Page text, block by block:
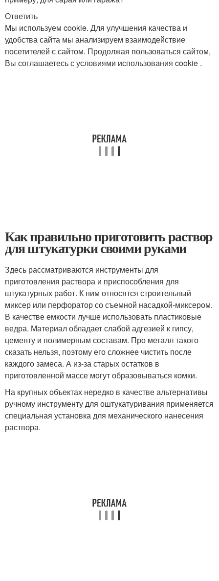
Ответить
Мы используем cookie. Для улучшения качества и
удобства сайта мы анализируем взаимодействие
посетителей с сайтом. Продолжая пользоваться сайтом,
Вы соглашаетесь с условиями использования cookie .
Как правильно приготовить раствор
для штукатурки своими руками
Здесь рассматриваются инструменты для
приготовления раствора и приспособления для
штукатурных работ. К ним относятся строительный
миксер или перфоратор со съемной насадкой-миксером.
В качестве емкости лучше использовать пластиковые
ведра. Материал обладает слабой адгезией к гипсу,
цементу и полимерным составам. Про металл такого
сказать нельзя, поэтому его сложнее чистить после
каждого замеса. А из-за старых остатков в
приготовленной массе могут образовываться комки.
На крупных объектах нередко в качестве альтернативы
ручному инструменту для оштукатуривания применяется
специальная установка для механического нанесения
раствора.